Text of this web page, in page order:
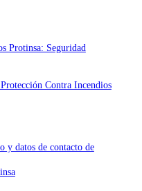
Protinsa: Seguridad
Contra Incendios
y datos de contacto de